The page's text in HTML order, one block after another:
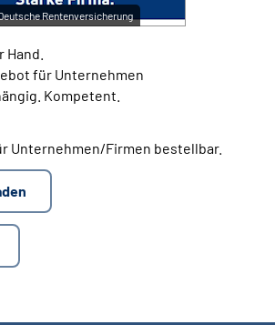
(DGS)
Mein Kundenportal
Rentenversicherung
für Unternehmen
Kompetent.
Unternehmen/Firmen bestellbar.